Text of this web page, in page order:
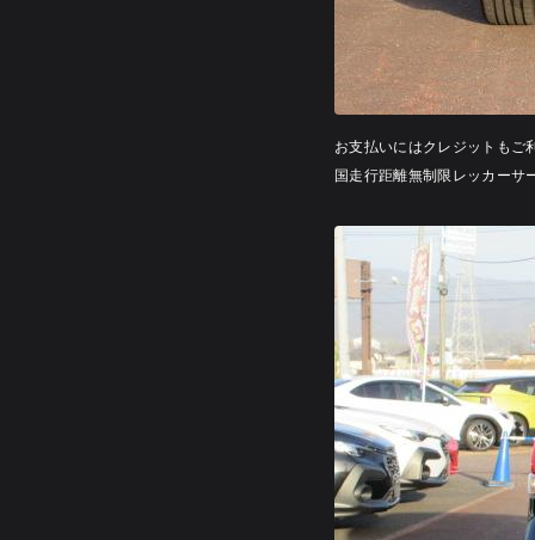
お支払いにはクレジットも
国走行距離無制限レッカー